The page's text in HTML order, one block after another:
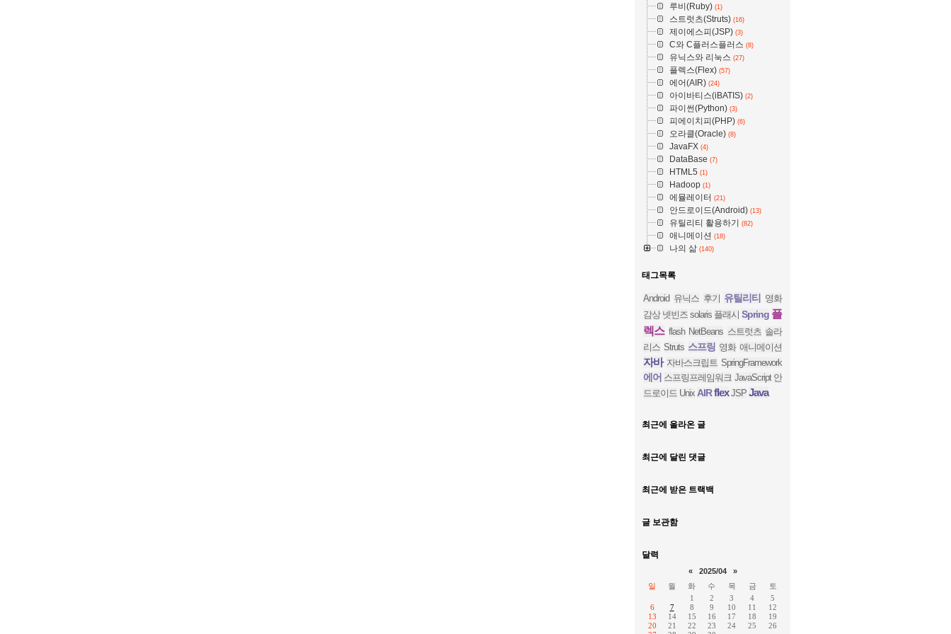
루비(Ruby) (1)
스트럿츠(Struts) (16)
제이에스피(JSP) (3)
C와 C플러스플러스 (8)
유닉스와 리눅스 (27)
플렉스(Flex) (57)
에어(AIR) (24)
아이바티스(iBATIS) (2)
파이썬(Python) (3)
피에이치피(PHP) (6)
오라클(Oracle) (8)
JavaFX (4)
DataBase (7)
HTML5 (1)
Hadoop (1)
에뮬레이터 (21)
안드로이드(Android) (13)
유틸리티 활용하기 (82)
애니메이션 (18)
나의 삶 (140)
태그목록
Android 유닉스 후기 유틸리티 영화
감상 넷빈즈 solaris 플래시 Spring 플
렉스 flash NetBeans 스트럿츠 솔라
리스 Struts 스프링 영화 애니메이션
자바 자바스크립트 SpringFramework
에어 스프링프레임워크 JavaScript 안
드로이드 Unix AIRflex JSP Java
최근에 올라온 글
최근에 달린 댓글
최근에 받은 트랙백
글 보관함
달력
« 2025/04
»
일
월 화 수 목 금
토
1
2 3 4
5
6
7 8 9 10 11
12
13
14 15 16 17 18
19
20
21 22 23 24 25
26